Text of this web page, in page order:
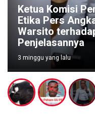
Ketua Komisi
Etika Pers
Warsito
Penjelasannya
3 minggu yang lalu